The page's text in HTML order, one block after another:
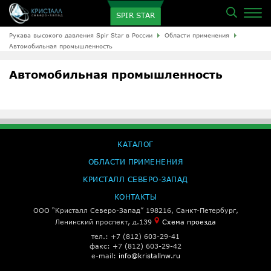
SPIR STAR
Рукава высокого давления Spir Star в России
Области применения
Автомобильная промышленность
Автомобильная промышленность
КАТАЛОГ
ОБЛАСТИ ПРИМЕНЕНИЯ
КРИСТАЛЛ СЕВЕРО-ЗАПАД
КОНТАКТЫ
ООО “Кристалл Северо-Запад” 198216, Санкт-Петербург,
Ленинский проспект, д.139
Схема проезда
тел.: +7 (812) 603-29-41
факс: +7 (812) 603-29-42
e-mail: info@kristallnw.ru